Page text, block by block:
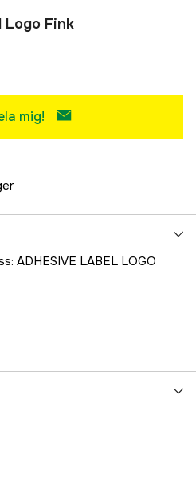
Logo Fink
mig!
ADHESIVE LABEL LOGO